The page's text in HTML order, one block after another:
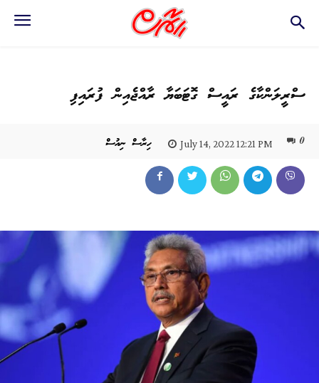
ސްރީލަންކާގެ ރައީސް ގޮޓަބަޔާ ރާއްޖެއިން ފުރައިފި
ހިރާސް ނިއުސް July 14, 2022 12:21 PM 0